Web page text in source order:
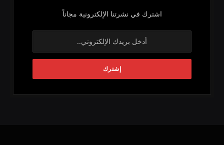
اشترك في نشرتنا الإلكترونية مجاناً